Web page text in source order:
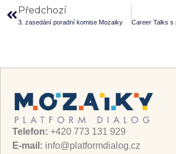
Předchozí
3. zasedání poradní komise Mozaiky
Telefon: +420 773 131 929
E-mail: info@platformdialog.cz